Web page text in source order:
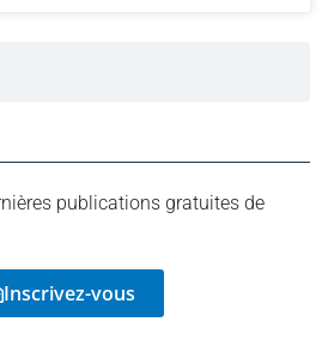
publications gratuites de
Inscrivez-vous